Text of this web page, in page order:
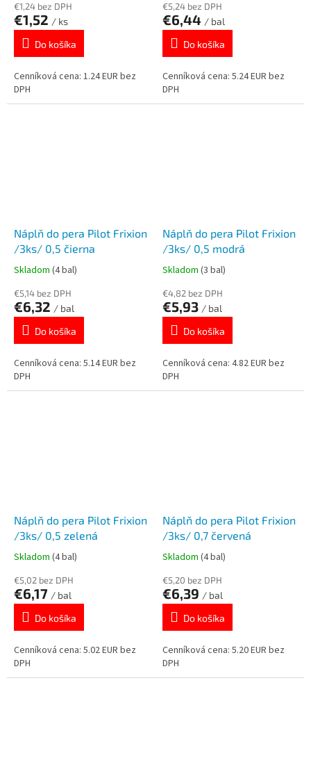
€1,24 bez DPH
€1,52 / ks
Do košíka
Cenníková cena: 1.24 EUR bez
DPH
€5,24 bez DPH
€6,44 / bal
Do košíka
Cenníková cena: 5.24 EUR bez
DPH
Náplň do pera Pilot Frixion
/3ks/ 0,5 čierna
Skladom (4 bal)
€5,14 bez DPH
€6,32 / bal
Do košíka
Cenníková cena: 5.14 EUR bez
DPH
Náplň do pera Pilot Frixion
/3ks/ 0,5 modrá
Skladom (3 bal)
€4,82 bez DPH
€5,93 / bal
Do košíka
Cenníková cena: 4.82 EUR bez
DPH
Náplň do pera Pilot Frixion
/3ks/ 0,5 zelená
Skladom (4 bal)
€5,02 bez DPH
€6,17 / bal
Do košíka
Cenníková cena: 5.02 EUR bez
DPH
Náplň do pera Pilot Frixion
/3ks/ 0,7 červená
Skladom (4 bal)
€5,20 bez DPH
€6,39 / bal
Do košíka
Cenníková cena: 5.20 EUR bez
DPH